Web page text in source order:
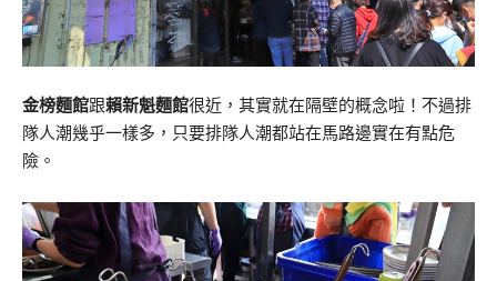
金榜麵館跟賴新魁麵館很近，其實就在隔壁的概念啦！不過排
隊人潮幾乎一樣多，只要排隊人潮都站在馬路邊實在有點危
險。